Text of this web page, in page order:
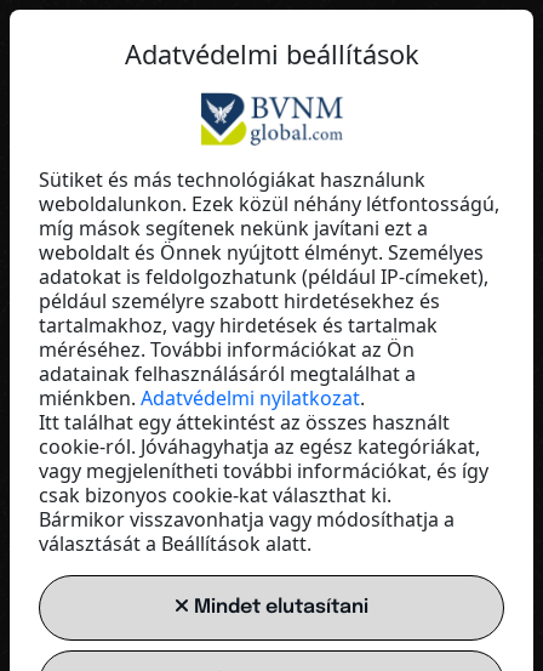
Marianne Walter
ULTIMA Business
Germany
KAPCSOLAT MENTÉSE
Adatvédelmi beállítások
Sütiket és más technológiákat használunk
weboldalunkon. Ezek közül néhány létfontosságú,
míg mások segítenek nekünk javítani ezt a
weboldalt és Önnek nyújtott élményt. Személyes
adatokat is feldolgozhatunk (például IP-címeket),
például személyre szabott hirdetésekhez és
tartalmakhoz, vagy hirdetések és tartalmak
méréséhez. További információkat az Ön
adatainak felhasználásáról megtalálhat a
miénkben. Adatvédelmi nyilatkozat.
Itt találhat egy áttekintést az összes használt
cookie-ról. Jóváhagyhatja az egész kategóriákat,
vagy megjelenítheti további információkat, és így
csak bizonyos cookie-kat választhat ki.
Bármikor visszavonhatja vagy módosíthatja a
választását a Beállítások alatt.
Mindet elutasítani